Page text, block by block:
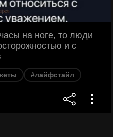
на ноге, то люди
и с
#лайфстайл